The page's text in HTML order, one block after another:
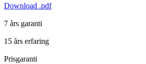
Download .pdf
7 års garanti
15 års erfaring
Prisgaranti